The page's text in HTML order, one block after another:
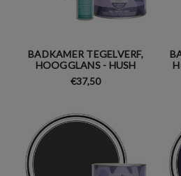
BADKAMER TEGELVERF,
HOOGGLANS - HUSH
€37,50